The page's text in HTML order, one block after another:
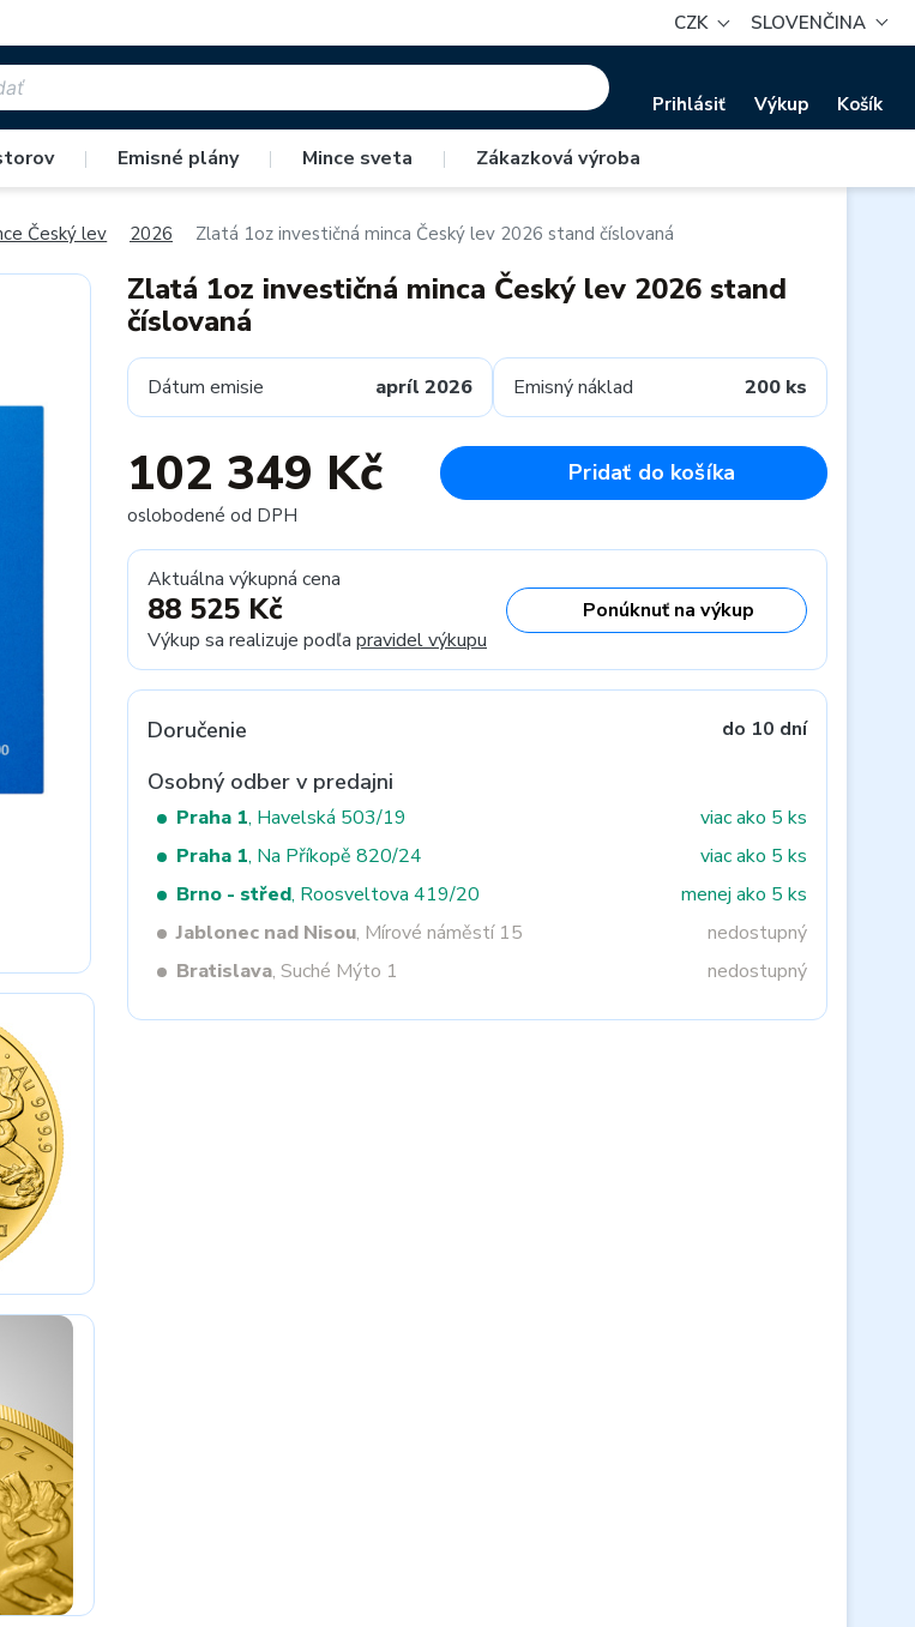
CZK SLOVENČINA
Prihlásiť Výkup Košík
| Emisné plány | Mince sveta | Zákazková výroba
Český lev 2026 Zlatá 1oz investičná minca Český lev 2026 stand číslovaná
Zlatá 1oz investičná minca Český lev 2026 stand
číslovaná
Dátum emisie apríl 2026 Emisný náklad 200 ks
102 349 Kč
oslobodené od DPH
Pridať do košíka
Aktuálna výkupná cena
88 525 Kč
Výkup sa realizuje podľa pravidel výkupu
Ponúknuť na výkup
Doručenie do 10 dní
Osobný odber v predajni
Praha 1, Havelská 503/19
viac ako 5 ks
Praha 1, Na Příkopě 820/24
viac ako 5 ks
Brno - střed, Roosveltova 419/20
menej ako 5 ks
Jablonec nad Nisou, Mírové náměstí 15
nedostupný
Bratislava, Suché Mýto 1 nedostupný